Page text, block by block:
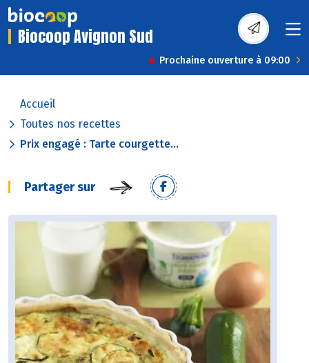
Biocoop Avignon Sud
Prochaine ouverture à 09:00
Accueil
Toutes nos recettes
Prix engagé : Tarte courgette...
Partager sur